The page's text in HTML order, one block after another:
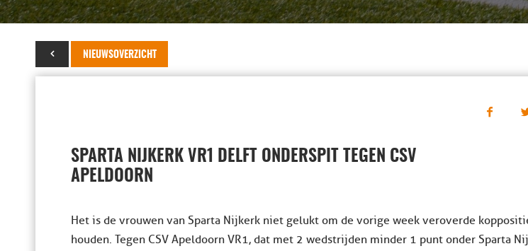
NIEUWSOVERZICHT
23 april 2016
SPARTA NIJKERK VR1 DELFT ONDERSPIT TEGEN CSV
APELDOORN
Het is de vrouwen van Sparta Nijkerk niet gelukt om de vorige week veroverde
houden. Tegen CSV Apeldoorn VR1, dat met 2 wedstrijden minder 1 punt onder Sparta